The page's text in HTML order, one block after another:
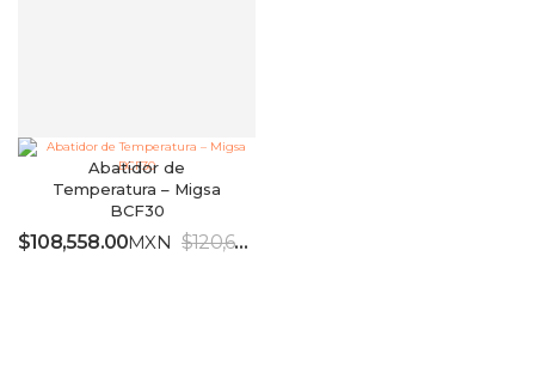
Abatidor de
Temperatura – Migsa
BCF30
$108,558.00MXN $120,620.00